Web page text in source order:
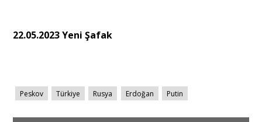
22.05.2023 Yeni Şafak
Peskov Türkiye Rusya Erdoğan Putin